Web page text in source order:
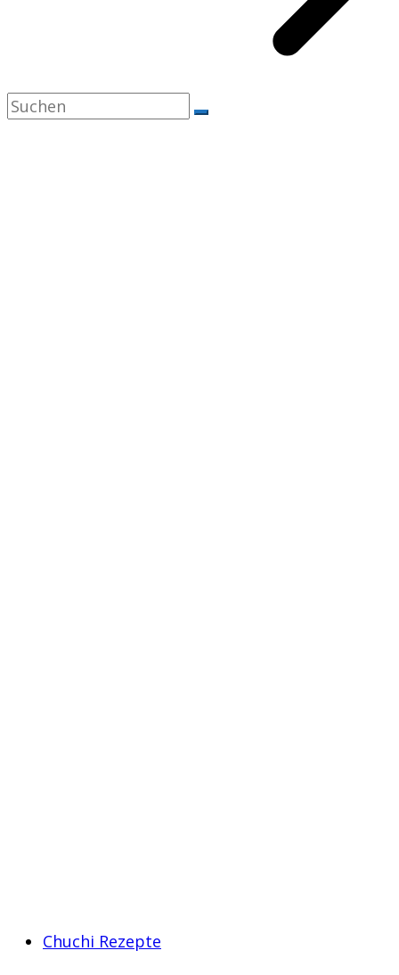
Chuchi Rezepte